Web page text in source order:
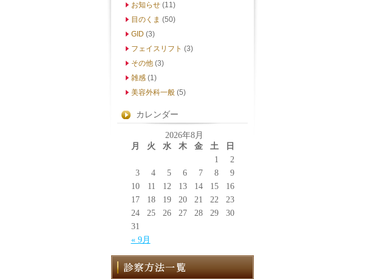
お知らせ (11)
目のくま (50)
GID (3)
フェイスリフト (3)
その他 (3)
雑感 (1)
美容外科一般 (5)
カレンダー
2026年8月
月
火 水 木 金 土 日
« 9月
1
2
3
4 5 6 7 8
9
10
11 12 13 14 15
16
17
18 19 20 21 22
23
24
25 26 27 28 29
30
31